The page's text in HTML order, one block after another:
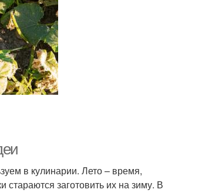
в кулинарии. Лето – время,
заготовить их на зиму. В